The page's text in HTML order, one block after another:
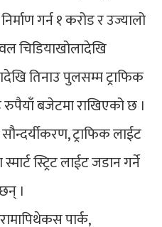
गर्न १ करोड र उज्यालो
चिडियाखोलादेखि
तिनाउ पुलसम्म ट्राफिक
बजेटमा राखिएको छ ।
ट्राफिक लाईट
स्ट्रिट लाईट जडान गर्ने
।
पार्क,